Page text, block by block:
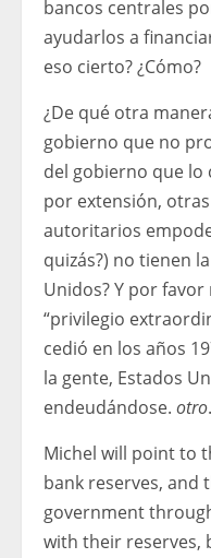
bancos centrales
ayudarlos a
eso cierto? ¿Cómo?
¿De qué otra
gobierno que no
del gobierno que lo
por extensión,
autoritarios
quizás?) no tienen
Unidos? Y por
“privilegio
cedió en los años
la gente, Estados
endeudándose. otro.
Michel will point to
bank reserves, and
government
with their reserves,